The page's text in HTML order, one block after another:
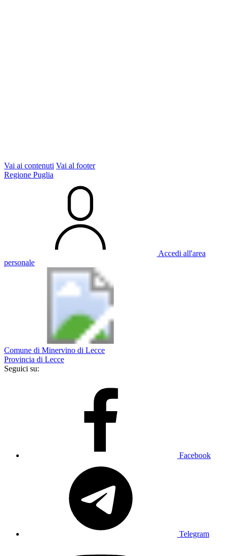
Vai ai contenuti Vai al footer
Regione Puglia
Accedi all'area
personale
Comune di Minervino di Lecce
Provincia di Lecce
Seguici su:
Facebook
Telegram